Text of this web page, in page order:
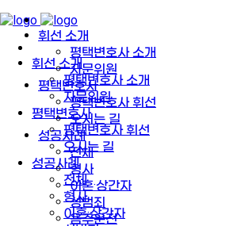
휘선 소개
평택변호사 소개
자문위원
평택변호사
평택변호사 휘선
오시는 길
성공사례
전체
형사
이혼·상간자
휘선 소개
평택변호사 소개
자문위원
평택변호사
평택변호사 휘선
오시는 길
성공사례
전체
형사
이혼·상간자
성범죄
음주운전